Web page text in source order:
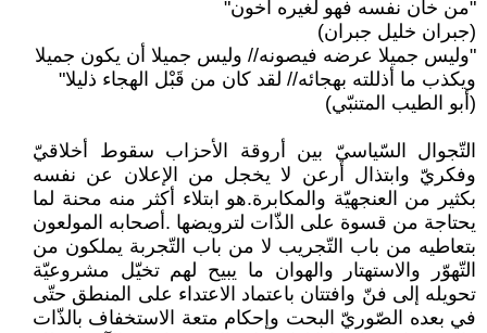
"من خان نفسه فهو لغيره أخون"
(جبران خليل جبران)
"وليس جميلا عرضه فيصونه// وليس جميلا أن يكون جميلا
ويكذب ما أذللته بهجائه// لقد كان من قَبْل الهجاء ذليلا"
(أبو الطيب المتنبّي)
التّجوال السّياسيّ بين أروقة الأحزاب سقوط أخلاقيّ
وفكريّ وابتذال أرعن لا يخجل من الإعلان عن نفسه
بكثير من العنجهيّة والمكابرة.هو ابتلاء أكثر منه محنة لما
يحتاجة من قسوة على الذّات لترويضها .أصحابه المولعون
بتعاطيه من باب التّجريب لا من باب التّجربة يملكون من
التّهوّر والاستهتار والهوان ما يبيح لهم تخيّل مشروعيّة
تحويله إلى فنّ وافتتان باعتماد الاعتداء على المنطق حتّى
في بعده الصّوريّ البحت وإحكام متعة الاستخفاف بالذّات